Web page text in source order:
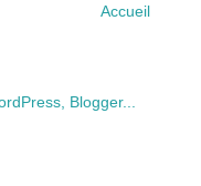
Accueil